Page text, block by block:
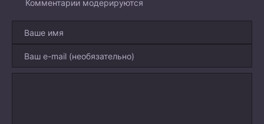
Комментарии модерируются